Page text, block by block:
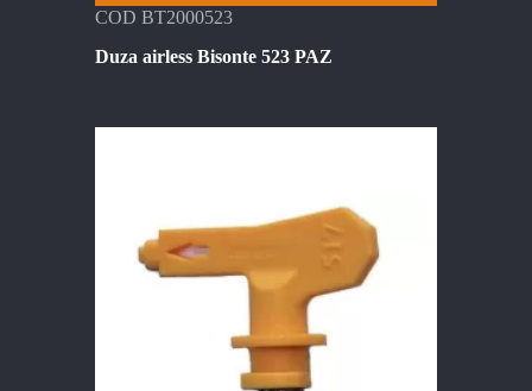
COD BT2000523
Duza airless Bisonte 523 PAZ